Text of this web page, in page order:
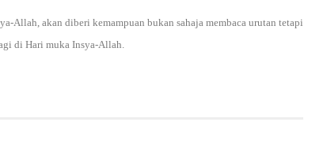
Allah, akan diberi kemampuan bukan sahaja membaca urutan tetapi
di Hari muka Insya-Allah.